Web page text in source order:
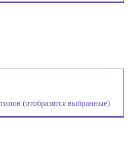
(отобразятся выбранные)